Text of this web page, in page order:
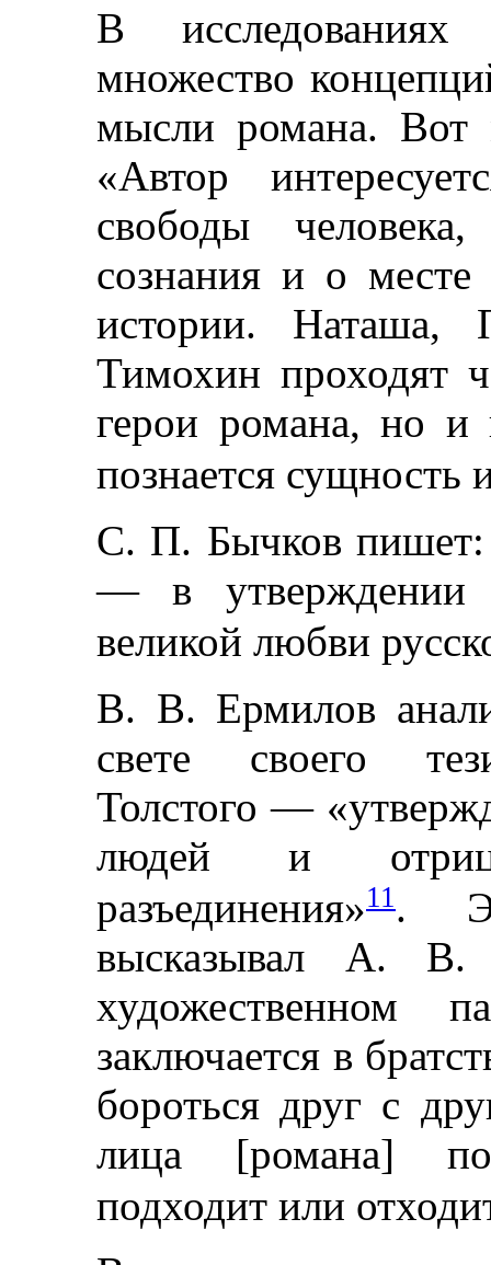
В
множество
мысли романа. Вот
«Автор
свободы
сознания и о
истории. Наташа,
Тимохин проходят
герои романа, но и
познается сущность
С. П. Бычков
— в утверждении
великой любви
В. В. Ермилов
свете своего
Толстого —
людей и
разъединения»11 .
высказывал А. В.
художественном
заключается в
бороться друг с
лица [романа]
подходит или